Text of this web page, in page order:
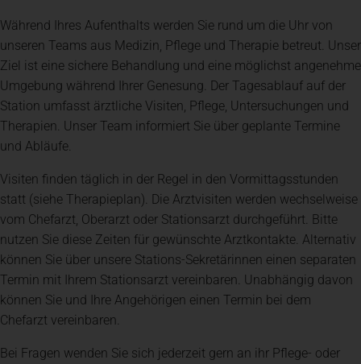
Während Ihres Aufenthalts werden Sie rund um die Uhr von
unseren Teams aus Medizin, Pflege und Therapie betreut. Unser
Ziel ist eine sichere Behandlung und eine möglichst angenehme
Umgebung während Ihrer Genesung. Der Tagesablauf auf der
Station umfasst ärztliche Visiten, Pflege, Untersuchungen und
Therapien. Unser Team informiert Sie über geplante Termine
und Abläufe.
Visiten finden täglich in der Regel in den Vormittagsstunden
statt (siehe Therapieplan). Die Arztvisiten werden wechselweise
vom Chefarzt, Oberarzt oder Stationsarzt durchgeführt. Bitte
nutzen Sie diese Zeiten für gewünschte Arztkontakte. Alternativ
können Sie über unsere Stations-Sekretärinnen einen separaten
Termin mit Ihrem Stationsarzt vereinbaren. Unabhängig davon
können Sie und Ihre Angehörigen einen Termin bei dem
Chefarzt vereinbaren.
Bei Fragen wenden Sie sich jederzeit gern an ihr Pflege- oder